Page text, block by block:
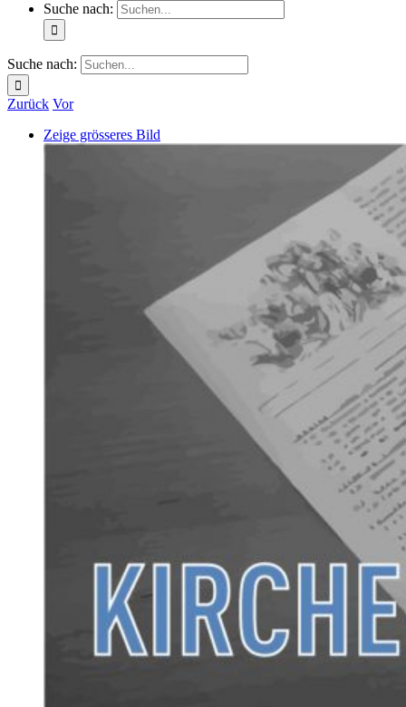
Suche nach:
Suche nach:
Zurück Vor
Zeige grösseres Bild